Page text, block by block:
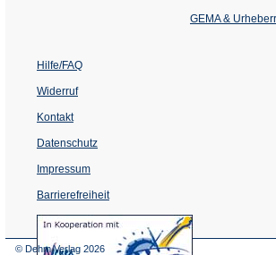
GEMA &
Hilfe/FAQ
Widerruf
Kontakt
Datenschutz
Impressum
Barrierefreiheit
(Öffnet
in
© Dehm Verlag 2026